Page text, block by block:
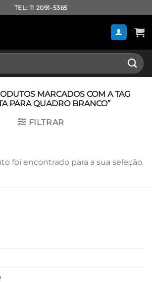
TEL: 11 2091-5365
MARCADOS COM A TAG
PARA QUADRO BRANCO”
FILTRAR
foi encontrado para a sua seleção.